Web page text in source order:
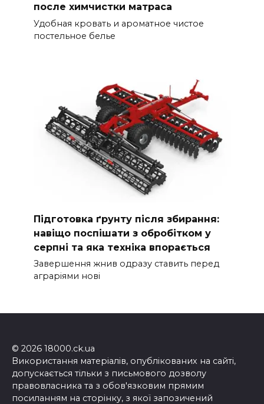
после химчистки матраса
Удобная кровать и ароматное чистое
постельное белье
Підготовка ґрунту після збирання:
навіщо поспішати з обробітком у
серпні та яка техніка впорається
Завершення жнив одразу ставить перед
аграріями нові
© 2026 18000.ck.ua
Використання матеріалів, опублікованих на сайті,
допускається тільки з письмового дозволу
правовласника та з обов'язковим прямим
посиланням на сторінку, з якої запозичений